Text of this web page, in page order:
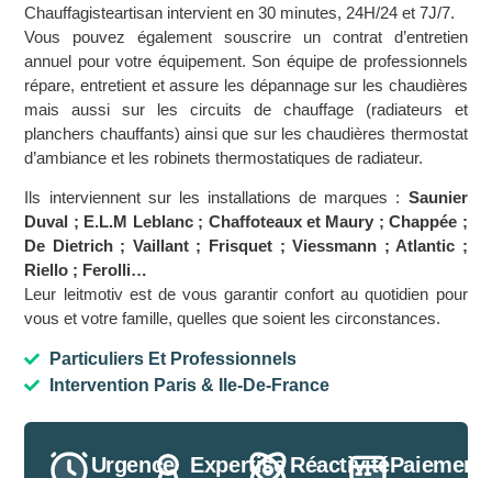
Chauffagisteartisan intervient en 30 minutes, 24H/24 et 7J/7.
Vous pouvez également souscrire un contrat d’entretien
annuel pour votre équipement. Son équipe de professionnels
répare, entretient et assure les dépannage sur les chaudières
mais aussi sur les circuits de chauffage (radiateurs et
planchers chauffants) ainsi que sur les chaudières thermostat
d’ambiance et les robinets thermostatiques de radiateur.
Ils interviennent sur les installations de marques : Saunier
Duval ; E.L.M Leblanc ; Chaffoteaux et Maury ; Chappée ;
De Dietrich ; Vaillant ; Frisquet ; Viessmann ; Atlantic ;
Riello ; Ferolli…
Leur leitmotiv est de vous garantir confort au quotidien pour
vous et votre famille, quelles que soient les circonstances.
Particuliers Et Professionnels
Intervention Paris & Ile-De-France
Urgence Expertise RéactivitéPaiement